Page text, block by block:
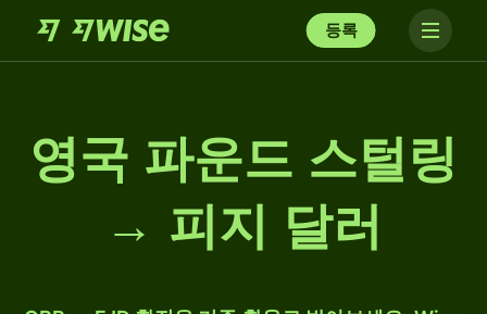
등록
영국 파운드 스털링
→ 피지 달러